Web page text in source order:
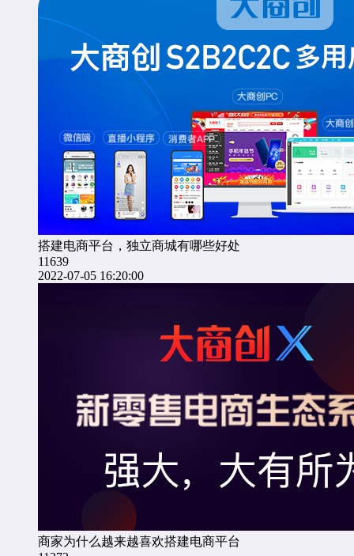
搭建电商平台，独立商城有哪些好处
11639
2022-07-05 16:20:00
商家为什么越来越喜欢搭建电商平台